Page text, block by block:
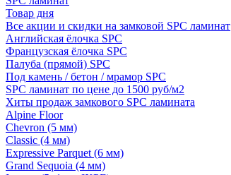
Товар дня
Все акции и скидки на замковой SPC ламинат
Английская ёлочка SPC
Французская ёлочка SPC
Палуба (прямой) SPC
Под камень / бетон / мрамор SPC
SPC ламинат по цене до 1500 руб/м2
Хиты продаж замкового SPC ламината
Alpine Floor
Chevron (5 мм)
Classic (4 мм)
Expressive Parquet (6 мм)
Grand Sequoia (4 мм)